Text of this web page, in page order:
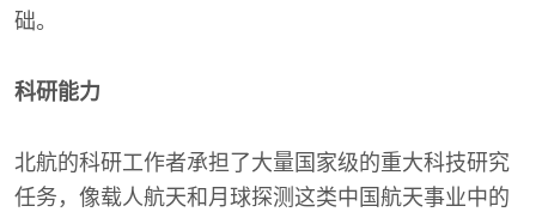
础。
科研能力
北航的科研工作者承担了大量国家级的重大科技研究
任务，像载人航天和月球探测这类中国航天事业中的